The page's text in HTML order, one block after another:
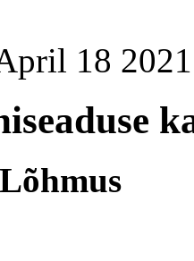
18 2021